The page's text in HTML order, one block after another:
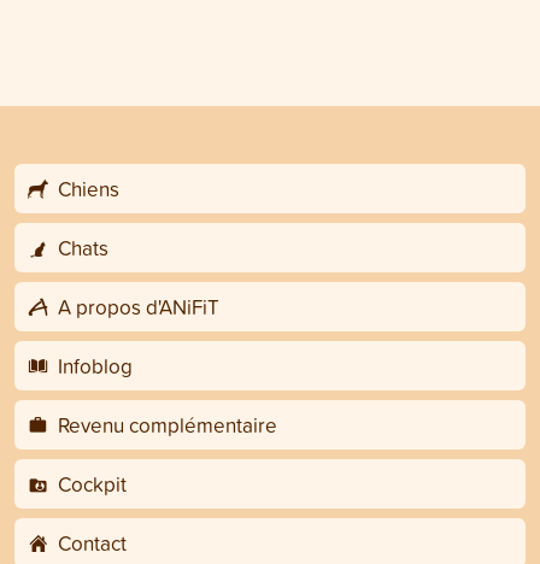
Chiens
Chats
A propos d'ANiFiT
Infoblog
Revenu complémentaire
Cockpit
Contact